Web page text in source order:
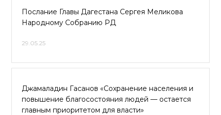
Послание Главы Дагестана Сергея Меликова
Народному Собранию РД
29.05.25
Джамаладин Гасанов «Сохранение населения и
повышение благосостояния людей — остается
главным приоритетом для власти»